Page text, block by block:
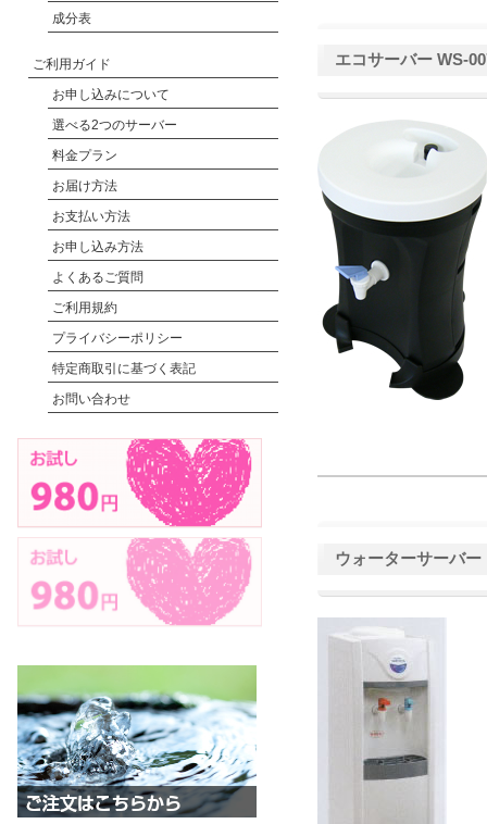
エコサーバー WS-
ウォーターサーバ
成分表
ご利用ガイド
お申し込みについて
選べる2つのサーバー
料金プラン
お届け方法
お支払い方法
お申し込み方法
よくあるご質問
ご利用規約
プライバシーポリシー
特定商取引に基づく表記
お問い合わせ